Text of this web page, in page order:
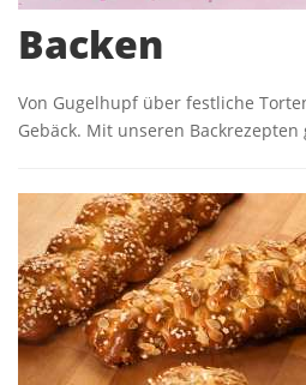
Backen
Von Gugelhupf über festliche
Gebäck. Mit unseren